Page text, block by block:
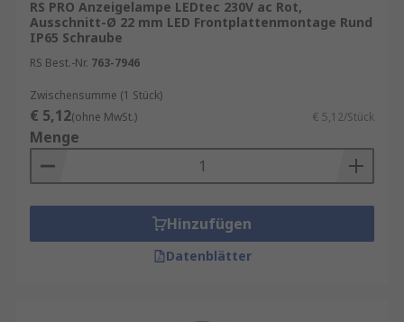
RS PRO Anzeigelampe LEDtec 230V ac Rot,
Ausschnitt-Ø 22 mm LED Frontplattenmontage Rund
IP65 Schraube
RS Best.-Nr. 763-7946
Zwischensumme (1 Stück)
€ 5,12(ohne MwSt.) € 5,12/Stück
Menge
Hinzufügen
Datenblätter